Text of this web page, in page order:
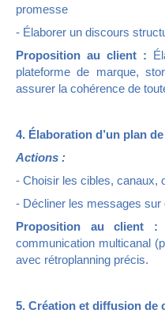
promesse
- Élaborer un discours
Proposition au client :
plateforme de marque,
assurer la cohérence de
4. Élaboration d’un plan
Actions :
- Choisir les cibles, canaux,
- Décliner les messages
Proposition au client :
communication multicanal
avec rétroplanning précis.
5. Création et diffusion de